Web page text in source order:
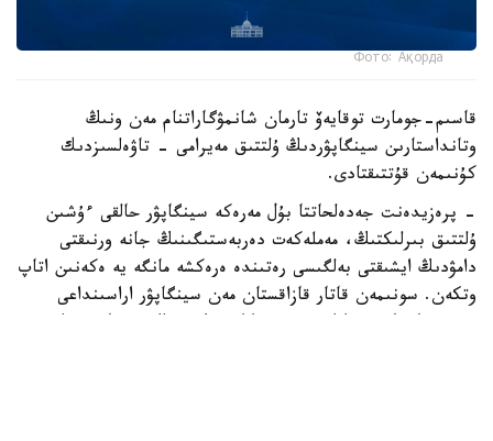
Фото: Ақорда
قاسىم-جومارت توقايەۆ تارمان شانمۋگاراتنام مەن ونىڭ
وتانداستارىن سينگاپۋردىڭ ۇلتتىق مەيرامى - تاۋەلسىزدىك
كۇنىمەن قۇتتىقتادى.
- پرەزيدەنت جەدەلحاتتا بۇل مەرەكە سينگاپۋر حالقى ءۇشىن
ۇلتتىق بىرلىكتىڭ، مەملەكەت دەربەستىگىنىڭ جانە ورنىقتى
دامۋدىڭ ايشىقتى بەلگىسى رەتىندە ەرەكشە مانگە يە ەكەنىن اتاپ
وتكەن. سونىمەن قاتار قازاقستان مەن سينگاپۋر اراسىنداعى